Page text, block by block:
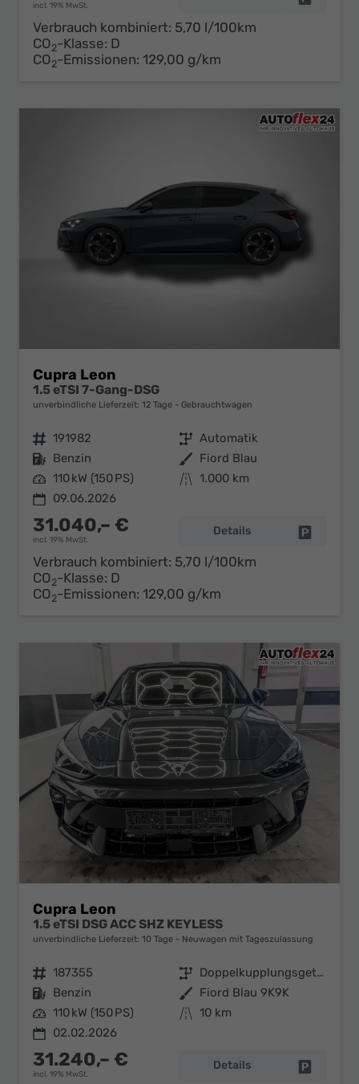
incl. 19% MwSt.
Verbrauch kombiniert: 5,70 l/100km
CO2-Klasse: D
CO2-Emissionen: 129,00 g/km
Cupra Leon
1.5 eTSI 7-Gang-DSG
unverbindliche Lieferzeit: 12 Tage Gebrauchtwagen
Fahrzeugnr. 191982 Getriebe Automatik
Kraftstoff Benzin Außenfarbe Fiord Blau
Leistung 110 kW (150 PS) Kilometerstand 1.000 km
09.06.2026
31.040,– €
incl. 19% MwSt.
Details
Verbrauch kombiniert: 5,70 l/100km
CO2-Klasse: D
CO2-Emissionen: 129,00 g/km
Cupra Leon
1.5 eTSI DSG ACC SHZ KEYLESS
unverbindliche Lieferzeit: 10 Tage Neuwagen mit Tageszulassung
Fahrzeugnr. 187355 Getriebe
Doppelkupplungsgetriebe (DSG)
Kraftstoff Benzin Außenfarbe Fiord Blau 9K9K
Leistung 110 kW (150 PS) Kilometerstand 10 km
02.02.2026
31.240,– €
incl. 19% MwSt.
Details